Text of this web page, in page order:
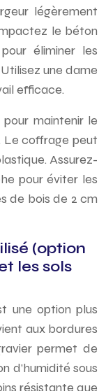
légèrement
le béton
éliminer les
une dame
efficace.
maintenir le
Le coffrage peut
Assurez-
pour éviter les
de bois de 2 cm
(option
les sols
une option plus
aux bordures
permet de
d’humidité sous
résistante que